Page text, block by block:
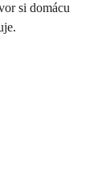
si domácu